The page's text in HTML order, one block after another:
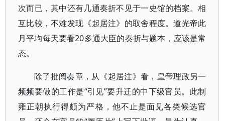
次而已，其中还有几通奏折不见于一史馆的档案。相
互比较，不难发现《起居注》的取舍程度。道光帝此
月平均每天要看20多通大臣的奏折与题本，应该是常
态。
除了批阅奏章，从《起居注》看，皇帝理政另一
频频要做的工作是“引见”要升迁的中下级官员。此制
雍正朝执行得颇为严格，他不止是面见各类候选官